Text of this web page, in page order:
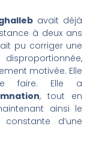
avait déjà
à deux ans
pu corriger une
motivée. Elle
faire. Elle a
, tout en
ainsi le
d’une